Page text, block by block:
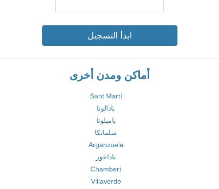
ابدأ التسجيل
أماكن ومدن أخرى
Sant Martí
بادالونا
بامبلونا
سلمانكا
Arganzuela
باداخوز
Chamberí
Villaverde